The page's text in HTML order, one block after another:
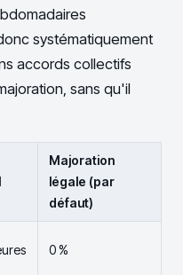
systématiquement
accords collectifs
sans qu'il
Majoration
légale (par
défaut)
0 %